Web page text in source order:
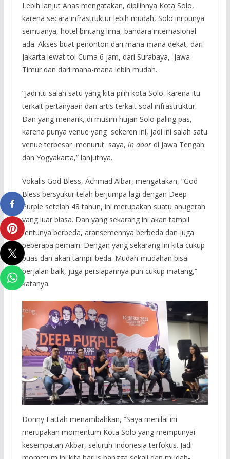
Lebih lanjut Anas mengatakan, dipilihnya Kota Solo,
karena secara infrastruktur lebih mudah, Solo ini punya
semuanya, hotel bintang lima, bandara internasional
ada. Akses buat penonton dari mana-mana dekat, dari
Jakarta lewat tol Cuma 6 jam, dari Surabaya, Jawa
Timur dan dari mana-mana lebih mudah.
“Jadi itu salah satu yang kita pilih kota Solo, karena itu
terkait pertanyaan dari artis terkait soal infrastruktur.
Dan yang menarik, di musim hujan Solo paling pas,
karena punya venue yang sekeren ini, jadi ini salah satu
venue terbesar menurut saya, in doordi Jawa Tengah
dan Yogyakarta,” lanjutnya.
Vokalis God Bless, Achmad Albar, mengatakan, “God
Bless bersyukur telah berjumpa lagi dengan Deep
Purple setelah 48 tahun, ini merupakan suatu anugerah
yang luar biasa. Dan yang sekarang ini akan tampil
tentunya berbeda, aransemennya berbeda dan juga
beberapa pemain. Dengan yang sekarang ini kita cukup
puas dan akan tampil beda. Mudah-mudahan bisa
berjalan baik, juga persiapannya pun cukup matang,”
katanya.
Donny Fattah menambahkan, “Saya menilai ini
merupakan momentum Kota Solo yang mempunyai
kesempatan Akbar, seluruh Indonesia terfokus. Jadi